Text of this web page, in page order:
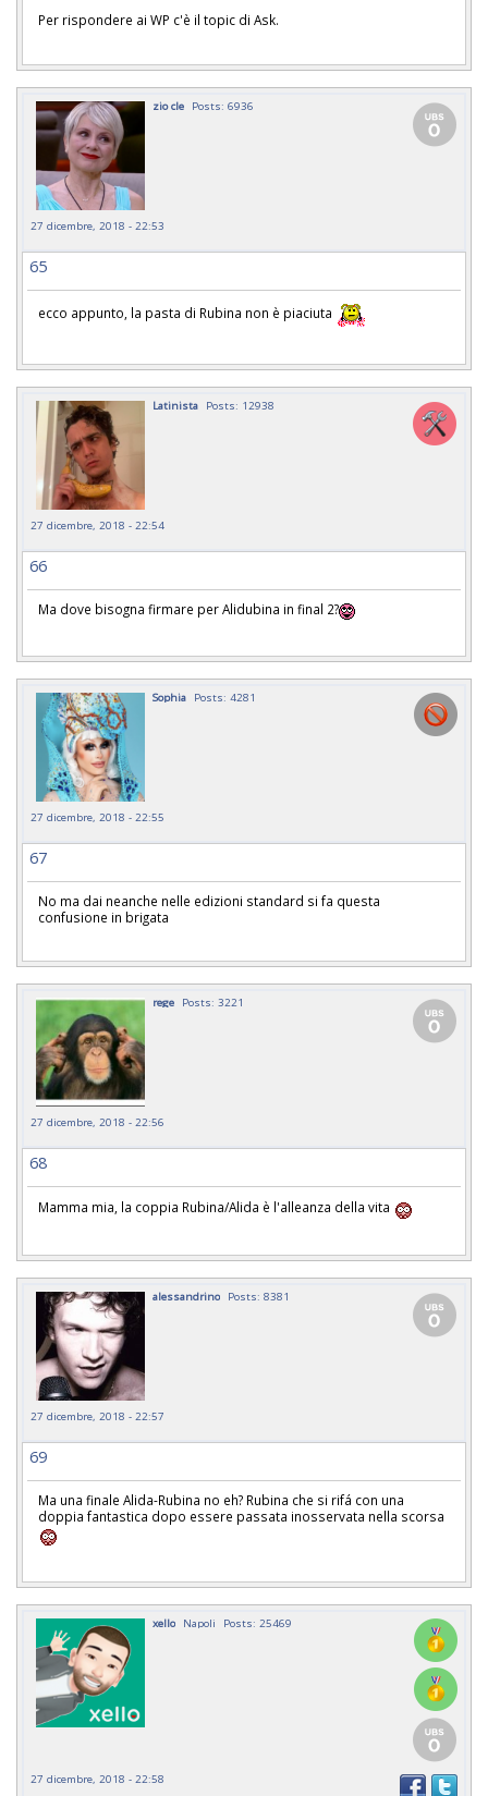
Per rispondere ai WP c'è il topic di Ask.
zio cle Posts: 6936
27 dicembre, 2018 - 22:53
65
ecco appunto, la pasta di Rubina non è piaciuta
Latinista Posts: 12938
27 dicembre, 2018 - 22:54
66
Ma dove bisogna firmare per Alidubina in final 2?
Sophia Posts: 4281
27 dicembre, 2018 - 22:55
67
No ma dai neanche nelle edizioni standard si fa questa
confusione in brigata
rege Posts: 3221
27 dicembre, 2018 - 22:56
68
Mamma mia, la coppia Rubina/Alida è l'alleanza della vita
alessandrino Posts: 8381
27 dicembre, 2018 - 22:57
69
Ma una finale Alida-Rubina no eh? Rubina che si rifá con una
doppia fantastica dopo essere passata inosservata nella scorsa
xello Napoli Posts: 25469
27 dicembre, 2018 - 22:58